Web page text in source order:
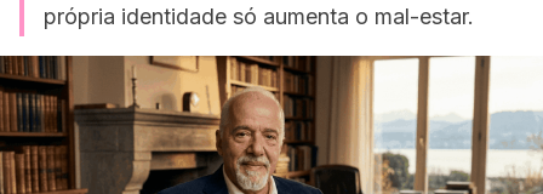
própria identidade só aumenta o mal-estar.